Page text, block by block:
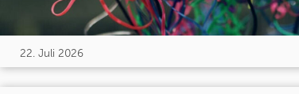
22. Juli 2026